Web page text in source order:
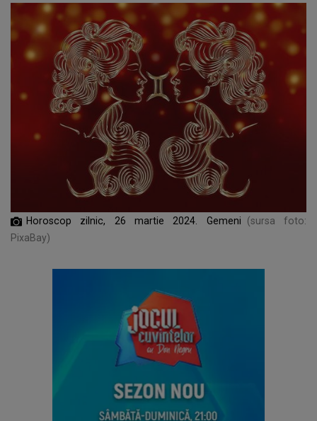
Horoscop zilnic, 26 martie 2024. Gemeni
(sursa foto:
PixaBay)